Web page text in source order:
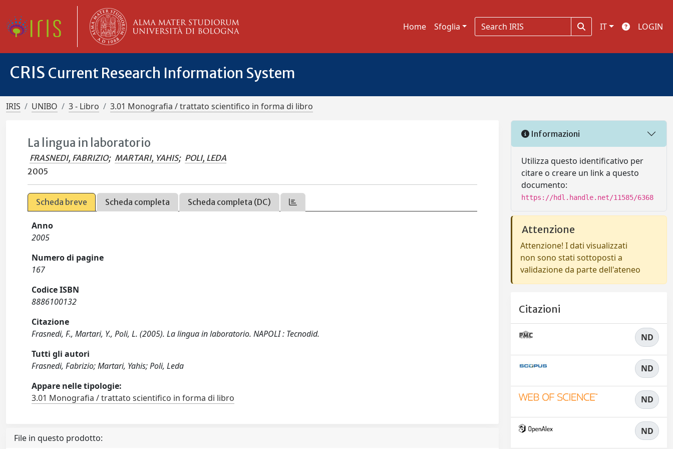
Home Sfoglia IT LOGIN
CRIS Current Research Information System
IRIS UNIBO 3 - Libro 3.01 Monografia / trattato scientifico in forma di libro
La lingua in laboratorio
FRASNEDI, FABRIZIO; MARTARI, YAHIS; POLI, LEDA
2005
Scheda breve Scheda completa Scheda completa (DC)
Anno
2005
Numero di pagine
167
Codice ISBN
8886100132
Citazione
Frasnedi, F., Martari, Y., Poli, L. (2005). La lingua in laboratorio. NAPOLI : Tecnodid.
Tutti gli autori
Frasnedi, Fabrizio; Martari, Yahis; Poli, Leda
Appare nelle tipologie:
3.01 Monografia / trattato scientifico in forma di libro
File in questo prodotto:
Informazioni
Utilizza questo identificativo per
citare o creare un link a questo
documento:
https://hdl.handle.net/11585/6368
Attenzione
Attenzione! I dati visualizzati
non sono stati sottoposti a
validazione da parte dell'ateneo
Citazioni
ND
ND
ND
ND